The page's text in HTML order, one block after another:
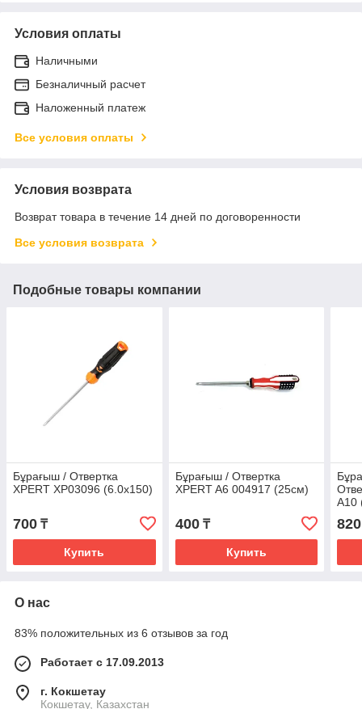
Условия оплаты
Наличными
Безналичный расчет
Наложенный платеж
Все условия оплаты
Условия возврата
Возврат товара в течение 14 дней по договоренности
Все условия возврата
Подобные товары компании
Бұрағыш / Отвертка
XPERT XP03096 (6.0x150)
700 ₸
Купить
Бұрағыш / Отвертка
XPERT A6 004917 (25см)
400₸
Купить
A10
820
О нас
83% положительных из 6 отзывов за год
Работает с 17.09.2013
г. Кокшетау
Кокшетау, Казахстан